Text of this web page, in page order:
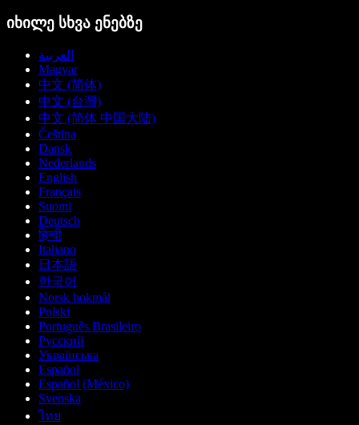
იხილე სხვა ენებზე
العربية
Magyar
中文 (简体)
中文 (台灣)
中文 (简体 中国大陆)
Čeština
Dansk
Nederlands
English
Français
Suomi
Deutsch
हिन्दी
Italiano
日本語
한국어
Norsk bokmål
Polski
Português Brasileiro
Русский
Українська
Español
Español (México)
Svenska
ไทย